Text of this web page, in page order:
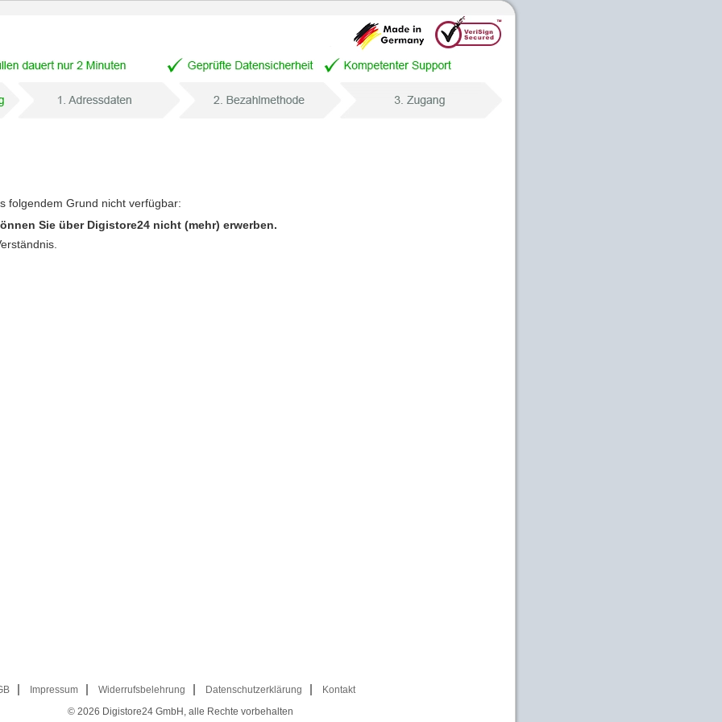
folgendem Grund nicht verfügbar:
Sie über Digistore24 nicht (mehr) erwerben.
Impressum Widerrufsbelehrung Datenschutzerklärung
Kontakt
© 2026 Digistore24 GmbH, alle Rechte vorbehalten